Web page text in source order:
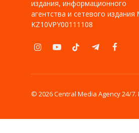
издания, информационного
агентства и сетевого
KZ10VPY00111108
InstagramYouTubeTikTokTelegram
© 2026 Central Media Agency 24/